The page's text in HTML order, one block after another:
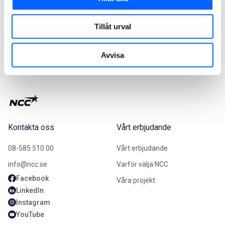
Tillåt urval
Avvisa
krav.
NCC ska i samråd och genom samverkan med
arbetstagare och deras representanter främja en
Kontakta oss
08-585 510 00
info@ncc.se
Facebook
LinkedIn
Instagram
YouTube
Vårt erbjudande
Vårt erbjudande
Varför välja NCC
Våra projekt